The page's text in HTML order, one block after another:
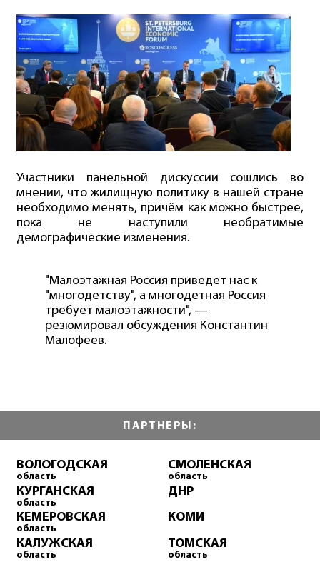
Участники панельной дискуссии сошлись во
мнении, что жилищную политику в нашей стране
необходимо менять, причём как можно быстрее,
пока не наступили необратимые
демографические изменения.
"Малоэтажная Россия приведет нас к
"многодетству", а многодетная Россия
требует малоэтажности", —
резюмировал обсуждения Константин
Малофеев.
ПАРТНЕРЫ:
ВОЛОГОДСКАЯ
область
КУРГАНСКАЯ
область
КЕМЕРОВСКАЯ
область
КАЛУЖСКАЯ
область
СМОЛЕНСКАЯ
область
ДНР
КОМИ
ТОМСКАЯ
область